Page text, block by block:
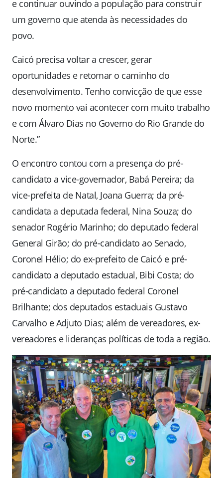
e continuar ouvindo a população para construir
um governo que atenda às necessidades do
povo.
Caicó precisa voltar a crescer, gerar
oportunidades e retomar o caminho do
desenvolvimento. Tenho convicção de que esse
novo momento vai acontecer com muito trabalho
e com Álvaro Dias no Governo do Rio Grande do
Norte.”
O encontro contou com a presença do pré-
candidato a vice-governador, Babá Pereira; da
vice-prefeita de Natal, Joana Guerra; da pré-
candidata a deputada federal, Nina Souza; do
senador Rogério Marinho; do deputado federal
General Girão; do pré-candidato ao Senado,
Coronel Hélio; do ex-prefeito de Caicó e pré-
candidato a deputado estadual, Bibi Costa; do
pré-candidato a deputado federal Coronel
Brilhante; dos deputados estaduais Gustavo
Carvalho e Adjuto Dias; além de vereadores, ex-
vereadores e lideranças políticas de toda a região.